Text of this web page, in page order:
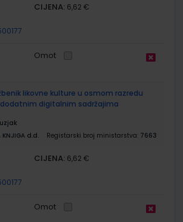
CIJENA: 6,62 €
Omot
likovne kulture u osmom razredu
digitalnim sadržajima
KNJIGA d.d. Registarski broj ministarstva: 7663
CIJENA: 6,62 €
Omot